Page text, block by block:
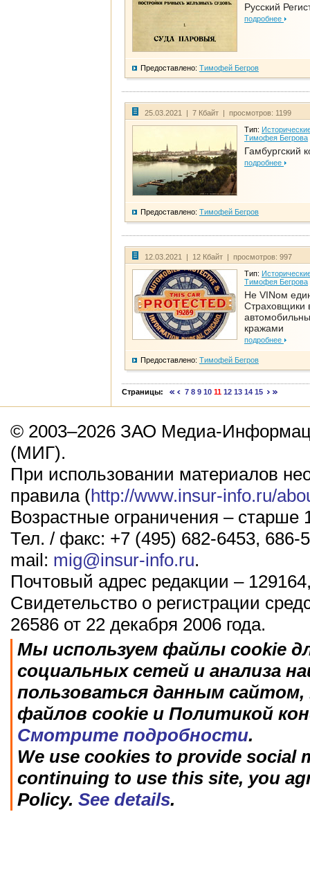
Русский
подробнее
Предоставлено: Тимофей Бегров
25.03.2021 | 7 Кбайт | просмотров: 1199
Тип:
Тимофея Бегрова
Гамбургский
подробнее
Предоставлено: Тимофей Бегров
12.03.2021 | 12 Кбайт | просмотров: 997
Тип:
Тимофея Бегрова
Не VINом
Страховщики
кражами
подробнее
Предоставлено: Тимофей Бегров
Страницы: 7 8 9 10 11 12 13 14 15
© 2003–2026 ЗАО Медиа-
(МИГ).
При использовании материалов
правила (http://www.insur-info.ru/
Возрастные ограничения – старше
Тел. / факс: +7 (495) 682-6453, 686-
mail: mig@insur-info.ru.
Почтовый адрес редакции –
Свидетельство о регистрации
26586 от 22 декабря 2006 года.
Мы используем файлы cookie
социальных сетей и анализа
пользоваться данным
файлов cookie и Политикой
Смотрите подробности.
We use cookies to provide social
continuing to use this site, you
Policy. See details.